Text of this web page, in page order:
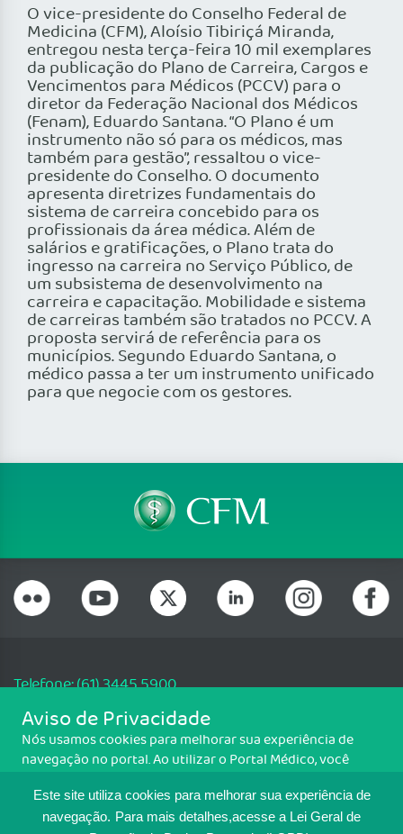
Este site utiliza cookies para melhorar sua experiência de
navegação. Para mais detalhes,acesse a Lei Geral de
O vice-presidente do Conselho Federal de
Medicina (CFM), Aloísio Tibiriçá Miranda,
entregou nesta terça-feira 10 mil exemplares
da publicação do Plano de Carreira, Cargos e
Vencimentos para Médicos (PCCV) para o
diretor da Federação Nacional dos Médicos
(Fenam), Eduardo Santana. “O Plano é um
instrumento não só para os médicos, mas
também para gestão”, ressaltou o vice-
presidente do Conselho. O documento
apresenta diretrizes fundamentais do
sistema de carreira concebido para os
profissionais da área médica. Além de
salários e gratificações, o Plano trata do
ingresso na carreira no Serviço Público, de
um subsistema de desenvolvimento na
carreira e capacitação. Mobilidade e sistema
de carreiras também são tratados no PCCV. A
proposta servirá de referência para os
municípios. Segundo Eduardo Santana, o
médico passa a ter um instrumento unificado
para que negocie com os gestores.
Telefone: (61) 3445 5900
Email: cfm@portalmedico.org.br
SGAS 616, Conjunto D, Lote 115, L2 Sul, Brasília/DF - CEP: 70200-760 -
CNPJ: 33.583.550/0001-30
MAPA DO SITE
Aviso de Privacidade
Nós usamos cookies para melhorar sua experiência de
navegação no portal. Ao utilizar o Portal Médico, você
Para ter mais informações sobre como isso é feito, acesse
Política de cookies. Se você concorda, clique em ACEITO.